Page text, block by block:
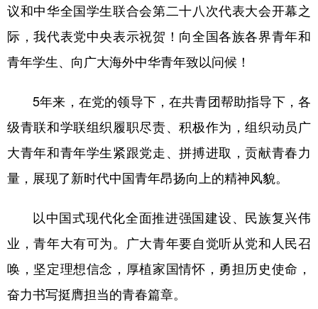
食品 人居 信息化 数字经济
学术中国 乡村振兴 银龄 溯源中国
城市 旅游 能源
彩票 娱乐 时尚 悦读
公益 一带一路 亚太网 上市公司
文化产业
北京 天津 河北 山西
辽宁 吉林 上海 江苏
浙江 安徽
议和中华全国学生联合会第二十八次代表大会开幕之
际，我代表党中央表示祝贺！向全国各族各界青年和
青年学生、向广大海外中华青年致以问候！
5年来，在党的领导下，在共青团帮助指导下，各
级青联和学联组织履职尽责、积极作为，组织动员广
大青年和青年学生紧跟党走、拼搏进取，贡献青春力
量，展现了新时代中国青年昂扬向上的精神风貌。
以中国式现代化全面推进强国建设、民族复兴伟
业，青年大有可为。广大青年要自觉听从党和人民召
唤，坚定理想信念，厚植家国情怀，勇担历史使命，
奋力书写挺膺担当的青春篇章。